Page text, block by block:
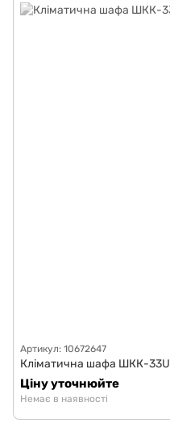
Артикул: 10672647
Кліматична шафа ШКК-33U
Ціну уточнюйте
Немає в наявності